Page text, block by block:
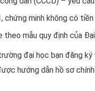
chứng minh không có tiền
theo mẫu quy định của
đại học bạn đăng
hướng dẫn hồ sơ